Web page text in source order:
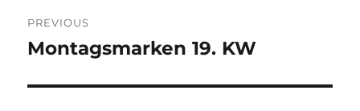
navigation
PREVIOUS
Previous
Montagsmarken 19. KW